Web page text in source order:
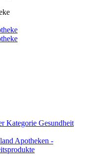
Kategorie Gesundheit